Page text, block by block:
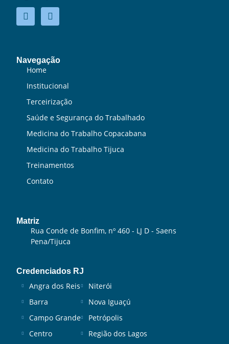
Navegação
Home
Institucional
Terceirização
Saúde e Segurança do Trabalhado
Medicina do Trabalho Copacabana
Medicina do Trabalho Tijuca
Treinamentos
Contato
Matriz
Rua Conde de Bonfim, nº 460 - LJ D - Saens
Pena/Tijuca
Credenciados RJ
Angra dos Reis
Barra
Campo Grande
Centro
Niterói
Nova Iguaçú
Petrópolis
Região dos Lagos